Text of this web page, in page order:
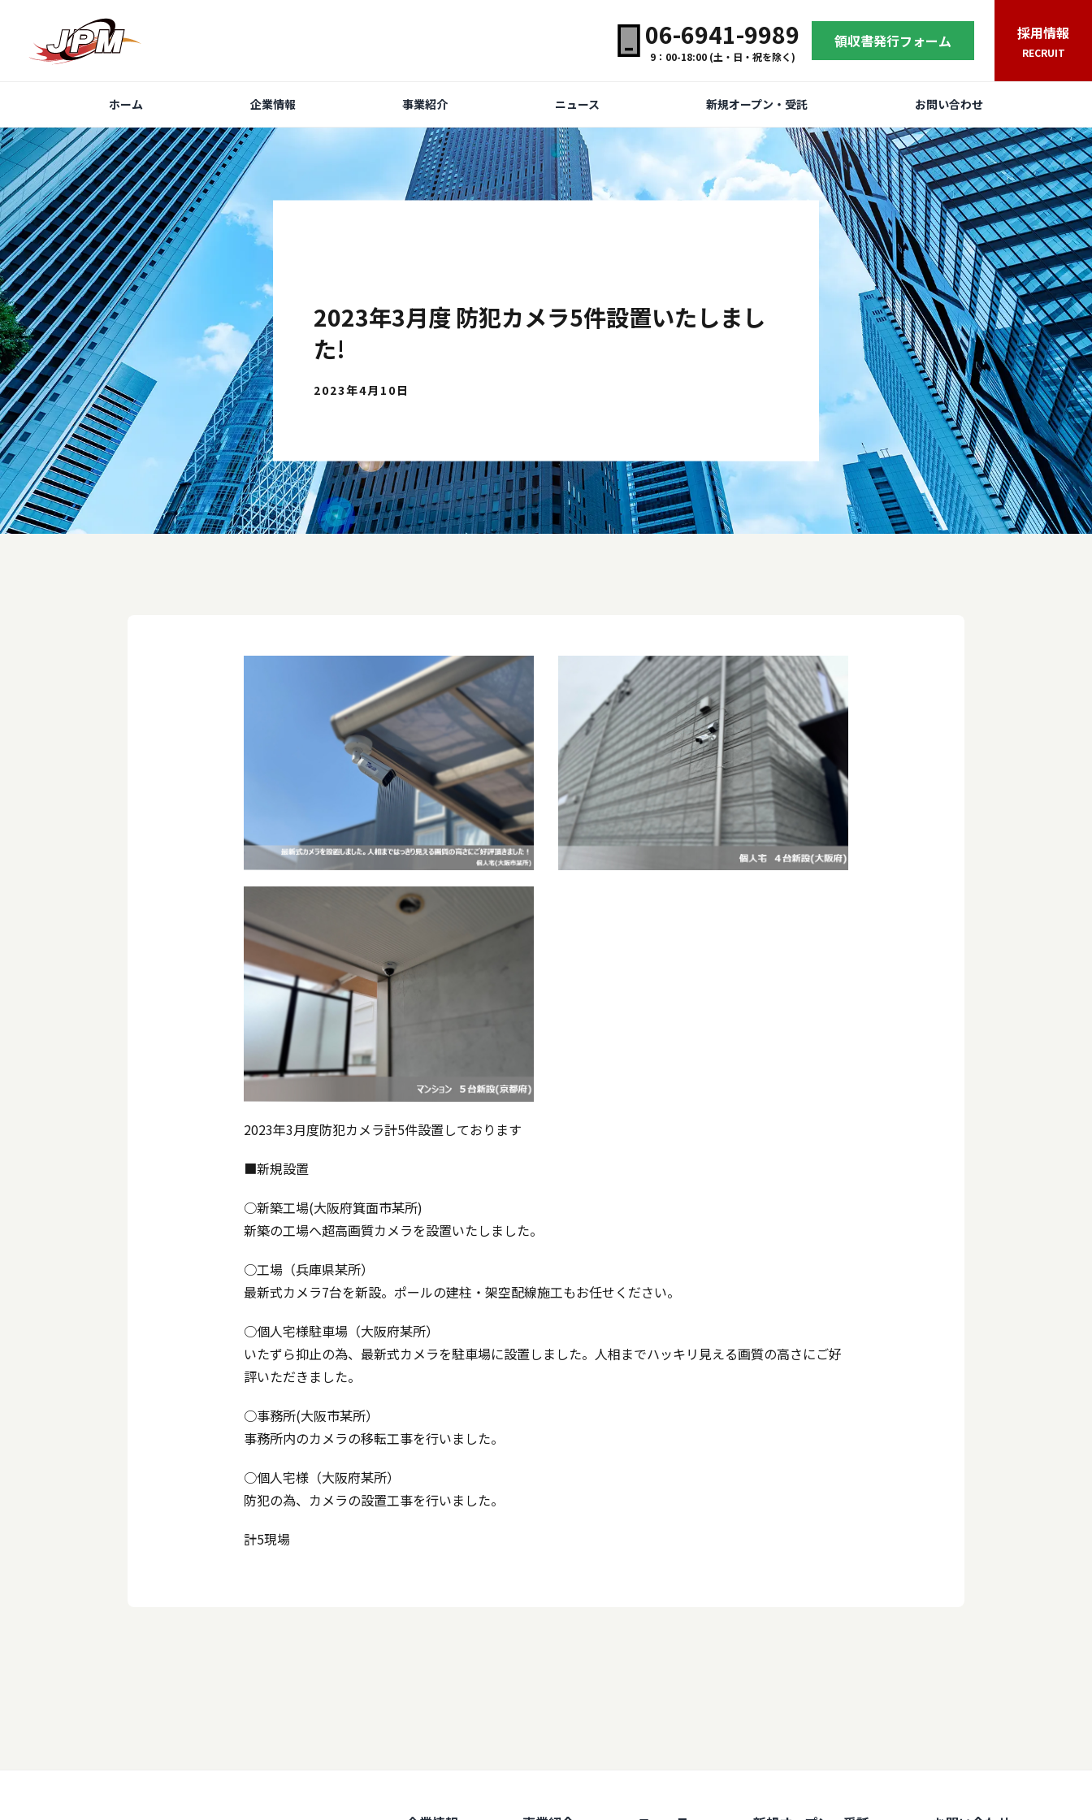
06-6941-9989
9：00-18:00 (土・日・祝を除く)
領収書発行フォーム 採用情報
RECRUIT
ホーム 企業情報 事業紹介 ニュース 新規オープン・受託 お問い合わせ
2023年3月度 防犯カメラ5件設置いたしまし
た!
2023年4月10日
2023年3月度防犯カメラ計5件設置しております
■新規設置
○新築工場(大阪府箕面市某所)
新築の工場へ超高画質カメラを設置いたしました。
○工場（兵庫県某所）
最新式カメラ7台を新設。ポールの建柱・架空配線施工もお任せください。
○個人宅様駐車場（大阪府某所）
いたずら抑止の為、最新式カメラを駐車場に設置しました。人相までハッキリ見える画質の高さにご好
評いただきました。
○事務所(大阪市某所）
事務所内のカメラの移転工事を行いました。
○個人宅様（大阪府某所）
防犯の為、カメラの設置工事を行いました。
計5現場